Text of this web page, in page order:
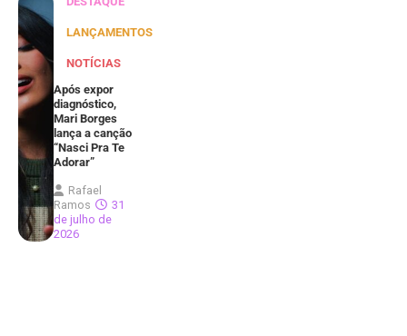
LANÇAMENTOS
NOTÍCIAS
Após expor
diagnóstico,
Mari Borges
lança a canção
“Nasci Pra Te
Adorar”
Rafael
Ramos
31
de julho de
2026